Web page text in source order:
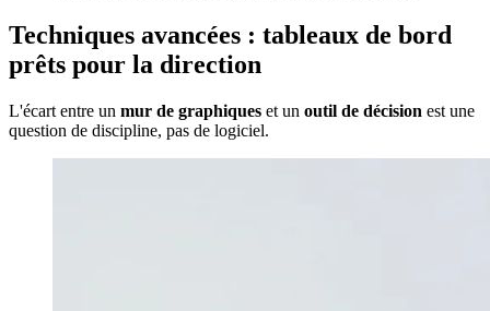
Techniques avancées : tableaux de bord
prêts pour la direction
L'écart entre un mur de graphiques et un outil de décision est une
question de discipline, pas de logiciel.